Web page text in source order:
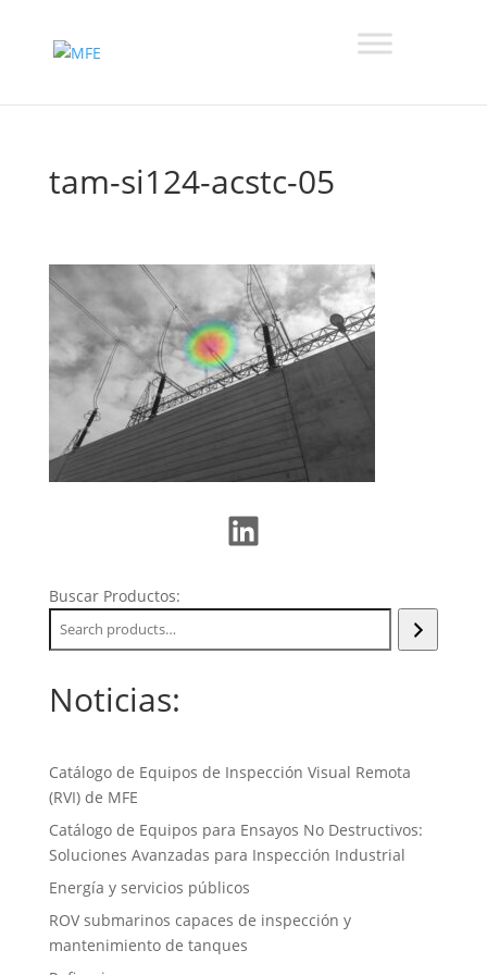
tam-si124-acstc-05
LinkedIn
Buscar Productos:
Noticias:
Catálogo de Equipos de Inspección Visual Remota
(RVI) de MFE
Catálogo de Equipos para Ensayos No Destructivos:
Soluciones Avanzadas para Inspección Industrial
Energía y servicios públicos
ROV submarinos capaces de inspección y
mantenimiento de tanques